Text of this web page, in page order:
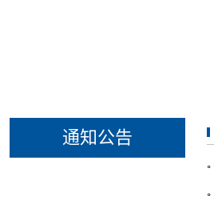
通知公告